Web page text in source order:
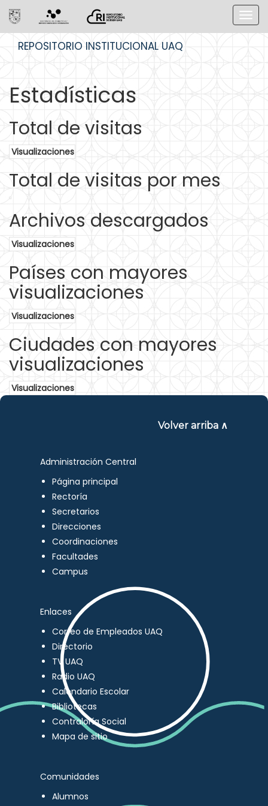
REPOSITORIO INSTITUCIONAL UAQ
Estadísticas
Total de visitas
Visualizaciones
Total de visitas por mes
Archivos descargados
Visualizaciones
Países con mayores
visualizaciones
Visualizaciones
Ciudades con mayores
visualizaciones
Visualizaciones
Volver arriba ∧
Administración Central
Página principal
Rectoría
Secretarios
Direcciones
Coordinaciones
Facultades
Campus
Enlaces
Correo de Empleados UAQ
Directorio
TV UAQ
Radio UAQ
Calendario Escolar
Bibliotecas
Contraloría Social
Mapa de sitio
Comunidades
Alumnos